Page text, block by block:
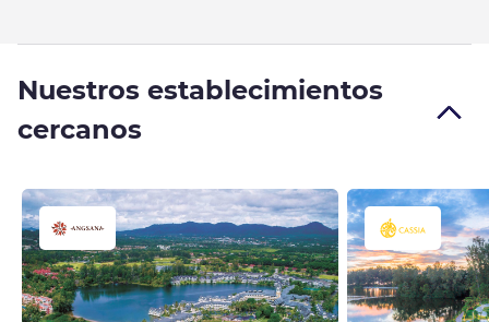
Nuestros establecimientos
cercanos